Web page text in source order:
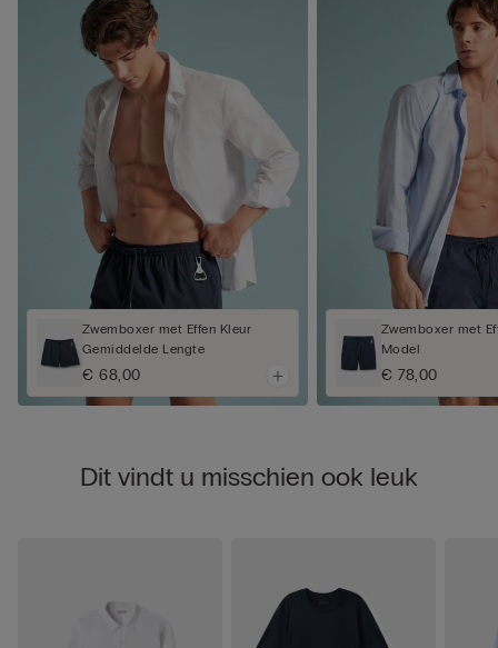
Zwemboxer met Effen Kleur
Gemiddelde Lengte
€ 68,00
Zwemboxer met
Model
€ 78,00
Dit vindt u misschien ook leuk